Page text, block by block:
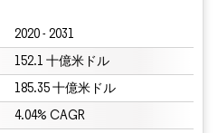
2020 - 2031
152.1 十億米ドル
185.35 十億米ドル
4.04% CAGR